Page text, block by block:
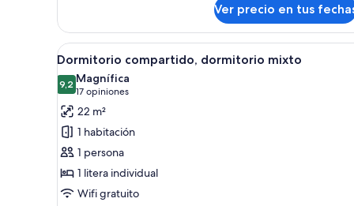
/
Mixed
gender)
Non-
smoking
(Dormitory
Mixed
gender)
Ver precio en tus
Ver
todas
las
fotos
de
Dormitorio
compartido,
dormitorio
mixto
Una habitación con literas,
8
Dormitorio compartido, dormitorio mixto
9,29,2 de 10
Magnífica
17 opiniones
(17
opiniones)
22 m²
1 habitación
1 persona
1 litera individual
Wifi gratuito